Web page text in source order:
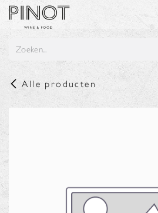
Overslaan naar inhoud
Alle producten